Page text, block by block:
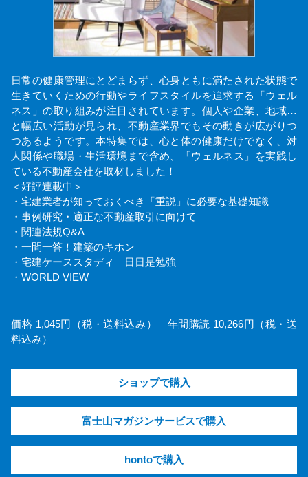
日常の健康管理にとどまらず、心身ともに満たされた状態で
生きていくための行動やライフスタイルを追求する「ウェル
ネス」の取り組みが注目されています。個人や企業、地域…
と幅広い活動が見られ、不動産業界でもその動きが広がりつ
つあるようです。本特集では、心と体の健康だけでなく、対
人関係や職場・生活環境まで含め、「ウェルネス」を実践し
ている不動産会社を取材しました！
＜好評連載中＞
・宅建業者が知っておくべき「重説」に必要な基礎知識
・事例研究・適正な不動産取引に向けて
・関連法規Q&A
・一問一答！建築のキホン
・宅建ケーススタディ 日日是勉強
・WORLD VIEW
価格 1,045円（税・送料込み） 年間購読 10,266円（税・送
料込み）
ショップで購入
富士山マガジンサービスで購入
hontoで購入